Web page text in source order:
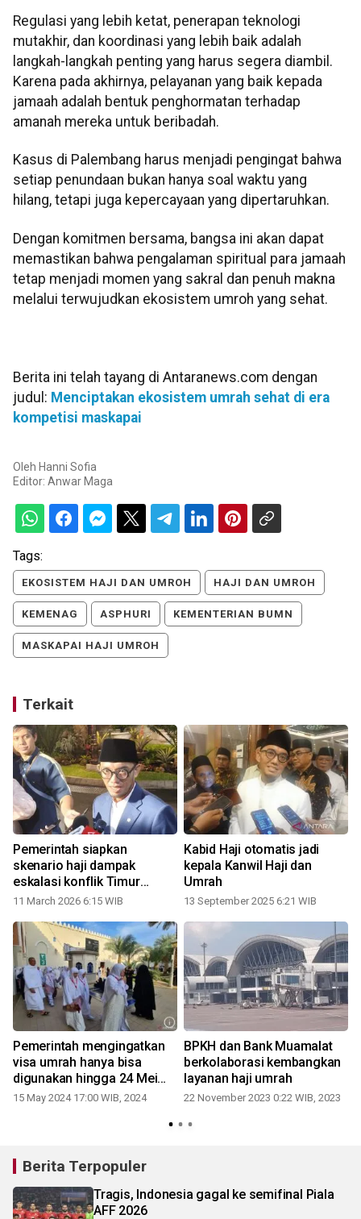
Regulasi yang lebih ketat, penerapan teknologi
mutakhir, dan koordinasi yang lebih baik adalah
langkah-langkah penting yang harus segera diambil.
Karena pada akhirnya, pelayanan yang baik kepada
jamaah adalah bentuk penghormatan terhadap
amanah mereka untuk beribadah.
Kasus di Palembang harus menjadi pengingat bahwa
setiap penundaan bukan hanya soal waktu yang
hilang, tetapi juga kepercayaan yang dipertaruhkan.
Dengan komitmen bersama, bangsa ini akan dapat
memastikan bahwa pengalaman spiritual para jamaah
tetap menjadi momen yang sakral dan penuh makna
melalui terwujudkan ekosistem umroh yang sehat.
Berita ini telah tayang di Antaranews.com dengan
judul: Menciptakan ekosistem umrah sehat di era
kompetisi maskapai
Oleh Hanni Sofia
Editor: Anwar Maga
Tags:
EKOSISTEM HAJI DAN UMROH HAJI DAN UMROH
KEMENAG ASPHURI KEMENTERIAN BUMN
MASKAPAI HAJI UMROH
Terkait
Pemerintah siapkan
skenario haji dampak
eskalasi konflik Timur
Tengah
11 March 2026 6:15 WIB
Kabid Haji otomatis jadi
kepala Kanwil Haji dan
Umrah
13 September 2025 6:21 WIB
Pemerintah mengingatkan
visa umrah hanya bisa
digunakan hingga 24 Mei
2024
15 May 2024 17:00 WIB, 2024
BPKH dan Bank Muamalat
berkolaborasi kembangkan
layanan haji umrah
22 November 2023 0:22 WIB, 2023
Berita Terpopuler
Tragis, Indonesia gagal ke semifinal Piala
AFF 2026